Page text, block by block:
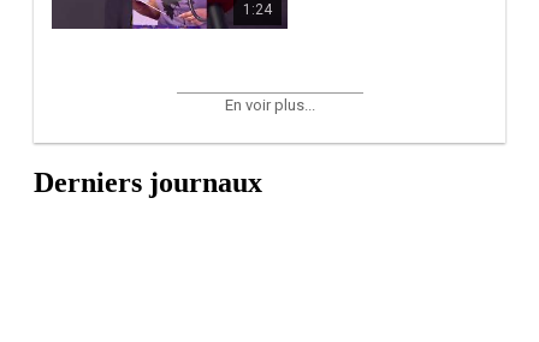
1:24
En voir plus...
Derniers journaux